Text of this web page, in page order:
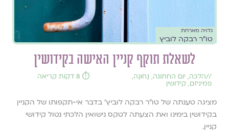
גלויה מארחת
טו"ר רבקה לוביץ
לשאלת תוקף קניין האישה בקידושין
//הלכה, יום החתונה, נָחוּגָה,
פמיניזם, קידושין
⏱️ 8 דקות קריאה
מציגה טענתה של טו"ר רבקה לוביץ' בדבר אי-תקפותו של הקניין
בקידושין בימינו ואת הצעתה לטקס נישואין הלכתי נטול קידושי
קניין.